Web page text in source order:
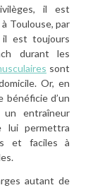
il est
Toulouse, par
est toujours
durant les
sont
Or, en
bénéficie d’un
entraîneur
lui permettra
et faciles à
autant de